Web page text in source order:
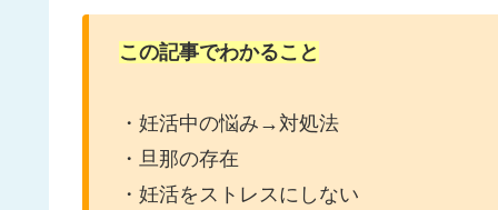
この記事でわかること
・妊活中の悩み→対処法
・旦那の存在
・妊活をストレスにしない